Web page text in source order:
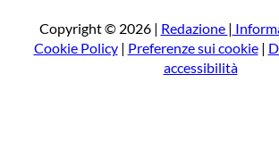
a
Copyright © 2026 | Redazione |
Cookie Policy| Preferenze sui cookie|
accessibilità